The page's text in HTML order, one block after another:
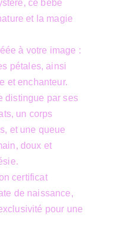
ce bébé
et la magie
à votre image :
pétales, ainsi
et enchanteur.
distingue par ses
un corps
et une queue
doux et
certificat
de naissance,
pour une